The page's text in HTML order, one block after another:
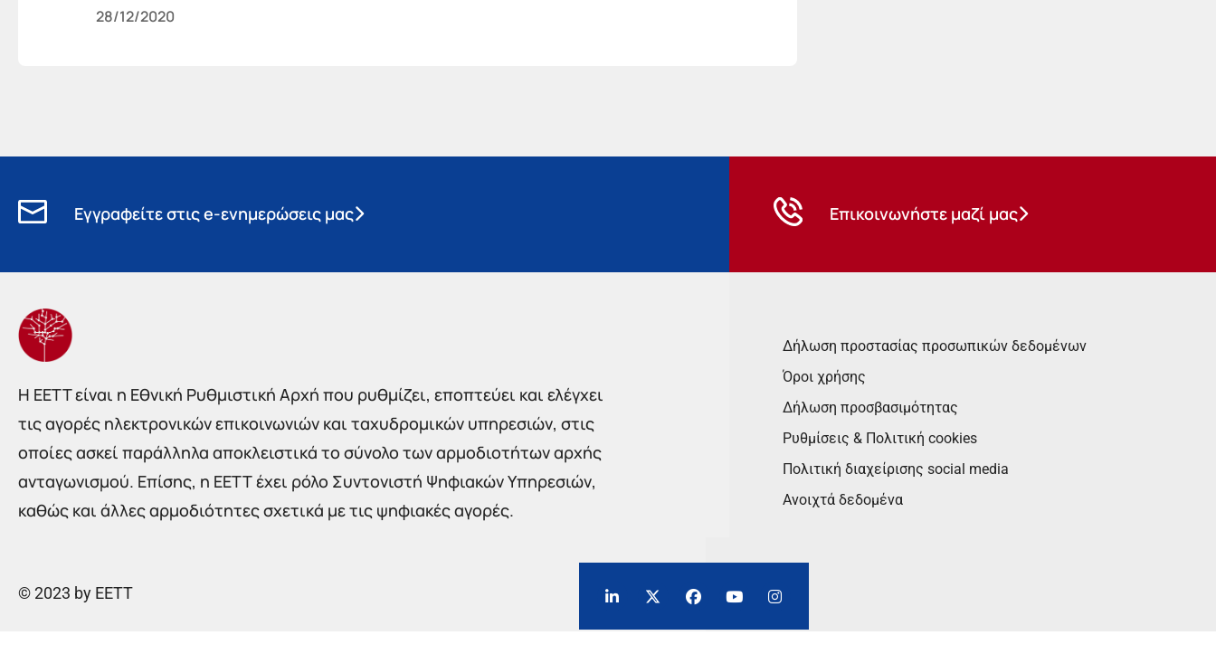
28/12/2020
Εγγραφείτε στις e-ενημερώσεις μας Επικοινωνήστε μαζί μας
Η EETT είναι η Εθνική Ρυθμιστική Αρχή που ρυθμίζει, εποπτεύει και ελέγχει
τις αγορές ηλεκτρονικών επικοινωνιών και ταχυδρομικών υπηρεσιών, στις
οποίες ασκεί παράλληλα αποκλειστικά το σύνολο των αρμοδιοτήτων αρχής
ανταγωνισμού. Επίσης, η ΕΕΤΤ έχει ρόλο Συντονιστή Ψηφιακών Υπηρεσιών,
καθώς και άλλες αρμοδιότητες σχετικά με τις ψηφιακές αγορές.
Δήλωση προστασίας προσωπικών δεδομένων
Όροι χρήσης
Δήλωση προσβασιμότητας
Ρυθμίσεις & Πολιτική cookies
Πολιτική διαχείρισης social media
Ανοιχτά δεδομένα
© 2023 by EETT